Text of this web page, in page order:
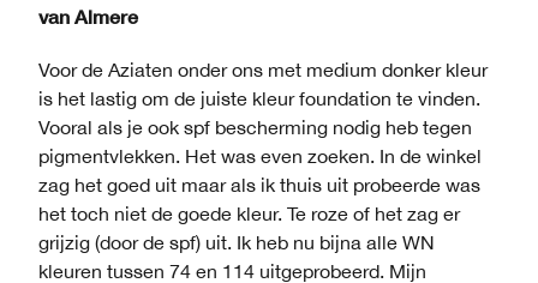
van Almere
Voor de Aziaten onder ons met medium donker kleur
is het lastig om de juiste kleur foundation te vinden.
Vooral als je ook spf bescherming nodig heb tegen
pigmentvlekken. Het was even zoeken. In de winkel
zag het goed uit maar als ik thuis uit probeerde was
het toch niet de goede kleur. Te roze of het zag er
grijzig (door de spf) uit. Ik heb nu bijna alle WN
kleuren tussen 74 en 114 uitgeprobeerd. Mijn